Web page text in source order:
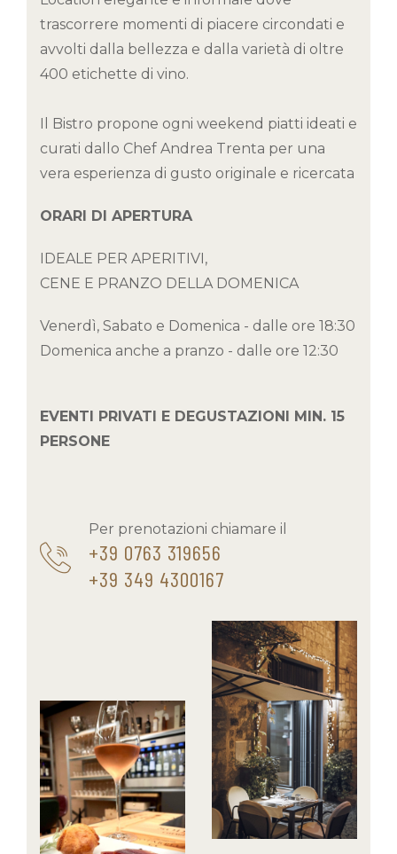
trascorrere momenti di piacere circondati e
avvolti dalla bellezza e dalla varietà di oltre
400 etichette di vino.
Il Bistro propone ogni weekend piatti ideati e
curati dallo Chef Andrea Trenta per una
vera esperienza di gusto originale e ricercata
ORARI DI APERTURA
IDEALE PER APERITIVI,
CENE E PRANZO DELLA DOMENICA
Venerdì, Sabato e Domenica - dalle ore 18:30
Domenica anche a pranzo - dalle ore 12:30
EVENTI PRIVATI E DEGUSTAZIONI MIN. 15
PERSONE
Per prenotazioni chiamare il
+39 0763 319656
+39 349 4300167